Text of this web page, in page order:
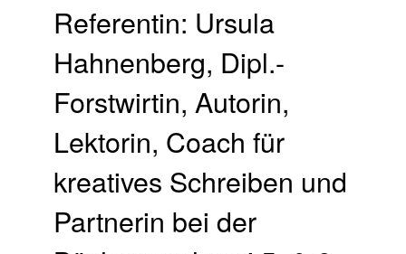
Referentin: Ursula
Hahnenberg, Dipl.-
Forstwirtin, Autorin,
Lektorin, Coach für
kreatives Schreiben und
Partnerin bei der